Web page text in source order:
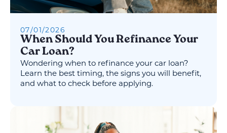
07/01/2026
When Should You Refinance Your
Car Loan?
Wondering when to refinance your car loan?
Learn the best timing, the signs you will benefit,
and what to check before applying.